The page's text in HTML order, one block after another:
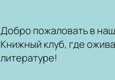
Добро пожаловать в
Книжный клуб, где
литературе!